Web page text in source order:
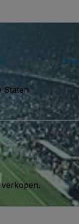
en erken je ons
afmelden.
Staten